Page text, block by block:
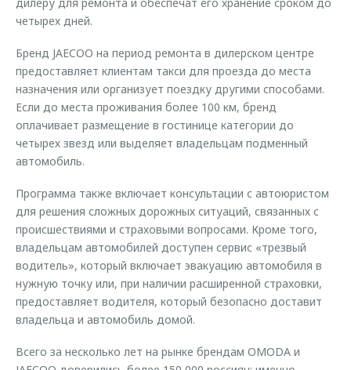
четырех дней.
Бренд JAECOO на период ремонта в дилерском центре
предоставляет клиентам такси для проезда до места
назначения или организует поездку другими способами.
Если до места проживания более 100 км, бренд
оплачивает размещение в гостинице категории до
четырех звезд или выделяет владельцам подменный
автомобиль.
Программа также включает консультации с автоюристом
для решения сложных дорожных ситуаций, связанных с
происшествиями и страховыми вопросами. Кроме того,
владельцам автомобилей доступен сервис «трезвый
водитель», который включает эвакуацию автомобиля в
нужную точку или, при наличии расширенной страховки,
предоставляет водителя, который безопасно доставит
владельца и автомобиль домой.
Всего за несколько лет на рынке брендам OMODA и